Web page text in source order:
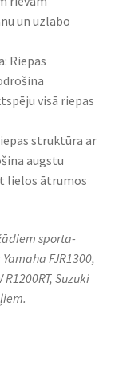
un uzlabo
Riepas
visā riepas
struktūra ar
augstu
lielos ātrumos
sporta-
FJR1300,
Suzuki